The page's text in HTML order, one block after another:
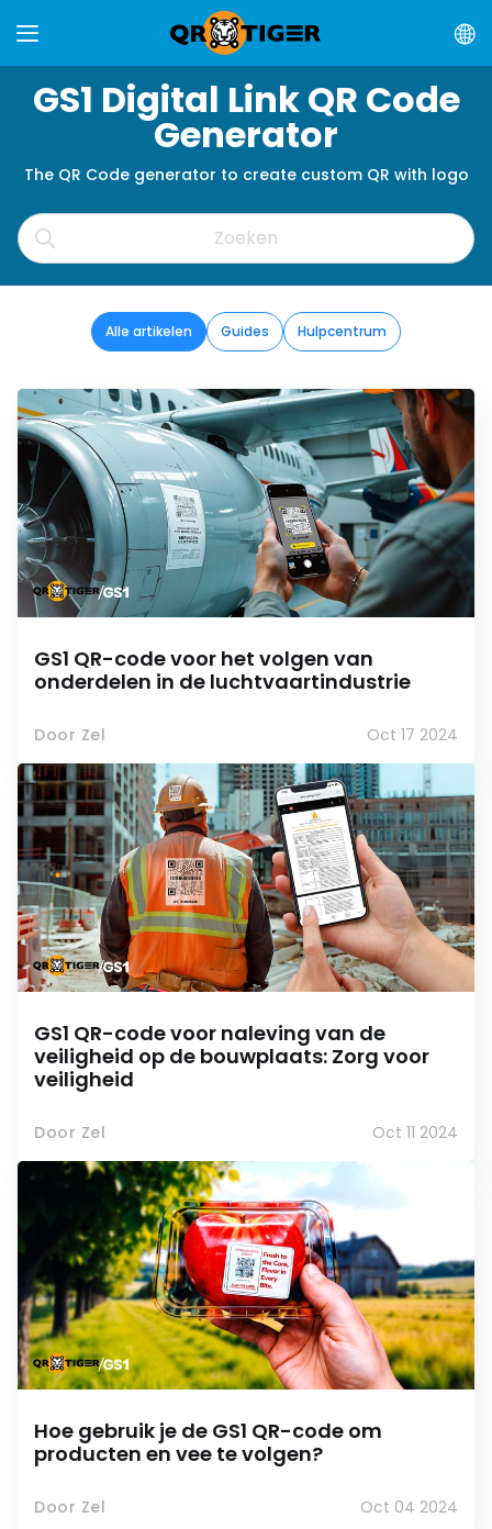
GS1 Digital Link QR Code
Generator
The QR Code generator to create custom QR with logo
Alle artikelen Guides Hulpcentrum
GS1 QR-code voor het volgen van
onderdelen in de luchtvaartindustrie
Door Zel Oct 17 2024
GS1 QR-code voor naleving van de
veiligheid op de bouwplaats: Zorg voor
veiligheid
Door Zel Oct 11 2024
Hoe gebruik je de GS1 QR-code om
producten en vee te volgen?
Door Zel Oct 04 2024